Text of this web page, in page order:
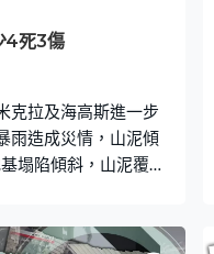
4死3傷
克拉及海高斯進一步
雨造成災情，山泥傾
塌陷傾斜，山泥覆蓋
74歲長者，送院後證